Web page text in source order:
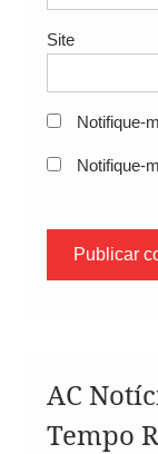
Site
Notifique-
Notifique-
AC
Tempo